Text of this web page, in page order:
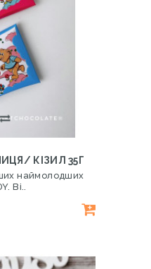
КІЗИЛ 35Г
наймолодших
Ві..